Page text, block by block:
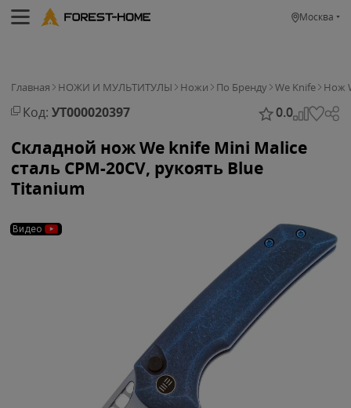
Москва
Главная НОЖИ И МУЛЬТИТУЛЫ Ножи По Бренду We Knife Нож
Код: УТ000020397 0.0
Складной нож We knife Mini Malice
сталь CPM-20CV, рукоять Blue
Titanium
Видео